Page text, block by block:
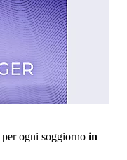
per ogni soggiorno in